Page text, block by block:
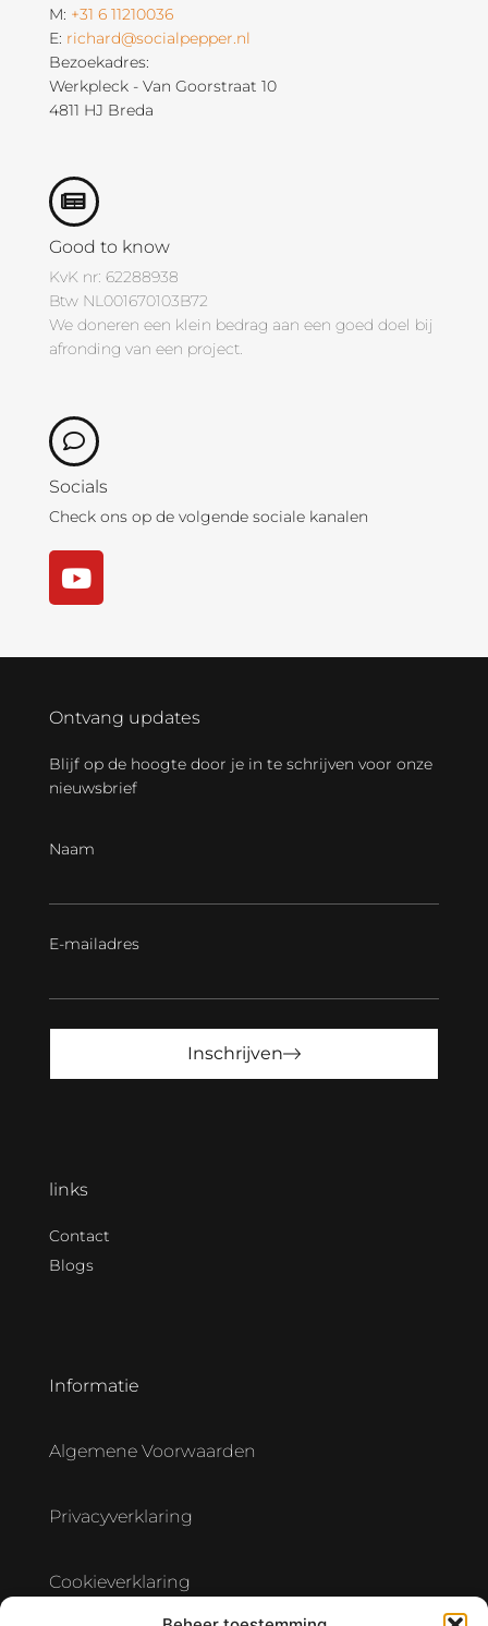
M: +31 6 11210036
E: richard@socialpepper.nl
Bezoekadres:
Werkpleck - Van Goorstraat 10
4811 HJ Breda
Good to know
KvK nr: 62288938
Btw NL001670103B72
We doneren een klein bedrag aan een goed doel bij
afronding van een project.
Socials
Check ons op de volgende sociale kanalen
Informatie
Algemene Voorwaarden
Privacyverklaring
Cookieverklaring
links
Contact
Blogs
Ontvang updates
Blijf op de hoogte door je in te schrijven voor onze
nieuwsbrief
Naam
E-mailadres
Inschrijven